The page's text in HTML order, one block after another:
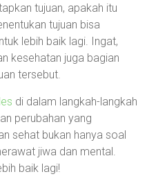
tujuan, apakah itu
tujuan bisa
lebih baik lagi. Ingat,
kesehatan juga bagian
tersebut.
di dalam langkah-langkah
perubahan yang
sehat bukan hanya soal
jiwa dan mental.
baik lagi!